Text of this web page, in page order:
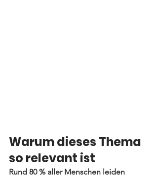
Warum dieses Thema
so relevant ist
Rund 80 % aller Menschen leiden